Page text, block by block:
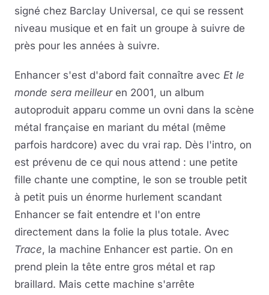
signé chez Barclay Universal, ce qui se ressent
niveau musique et en fait un groupe à suivre de
près pour les années à suivre.
Enhancer s'est d'abord fait connaître avec Et le
monde sera meilleuren 2001, un album
autoproduit apparu comme un ovni dans la scène
métal française en mariant du métal (même
parfois hardcore) avec du vrai rap. Dès l'intro, on
est prévenu de ce qui nous attend : une petite
fille chante une comptine, le son se trouble petit
à petit puis un énorme hurlement scandant
Enhancer se fait entendre et l'on entre
directement dans la folie la plus totale. Avec
Trace, la machine Enhancer est partie. On en
prend plein la tête entre gros métal et rap
braillard. Mais cette machine s'arrête